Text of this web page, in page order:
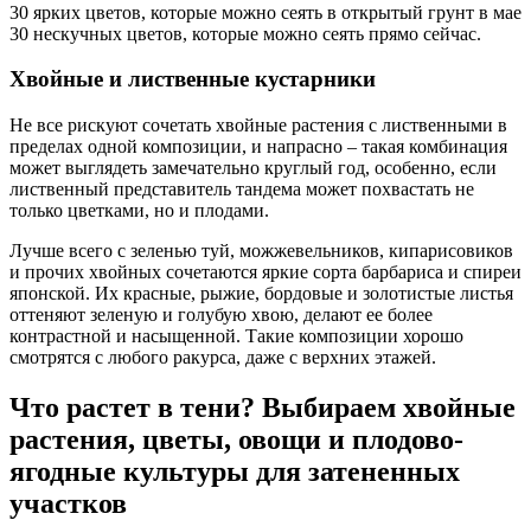
30 ярких цветов, которые можно сеять в открытый грунт в мае
30 нескучных цветов, которые можно сеять прямо сейчас.
Хвойные и лиственные кустарники
Не все рискуют сочетать хвойные растения с лиственными в
пределах одной композиции, и напрасно – такая комбинация
может выглядеть замечательно круглый год, особенно, если
лиственный представитель тандема может похвастать не
только цветками, но и плодами.
Лучше всего с зеленью туй, можжевельников, кипарисовиков
и прочих хвойных сочетаются яркие сорта барбариса и спиреи
японской. Их красные, рыжие, бордовые и золотистые листья
оттеняют зеленую и голубую хвою, делают ее более
контрастной и насыщенной. Такие композиции хорошо
смотрятся с любого ракурса, даже с верхних этажей.
Что растет в тени? Выбираем хвойные
растения, цветы, овощи и плодово-
ягодные культуры для затененных
участков